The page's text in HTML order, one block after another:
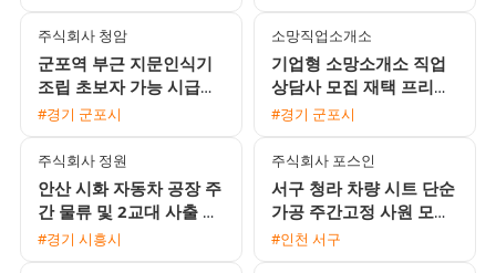
주식회사 청암
군포역 부근 지문인식기
조립 초보자 가능 시급
10520원 사원 채용
#경기 군포시
소망직업소개소
기업형 소망소개소 직업
상담사 모집 재택 프리랜
서 가능
#경기 군포시
주식회사 정원
안산 시화 자동차 공장 주
간 물류 및 2교대 사출 남
성 사원 모집 다양한 수당
#경기 시흥시
주식회사 포스인
서구 청라 차량 시트 단순
가공 주간고정 사원 모집
통근버스 운행 및 환경 우
#인천 서구